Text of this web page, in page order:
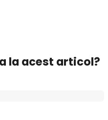
la acest articol?